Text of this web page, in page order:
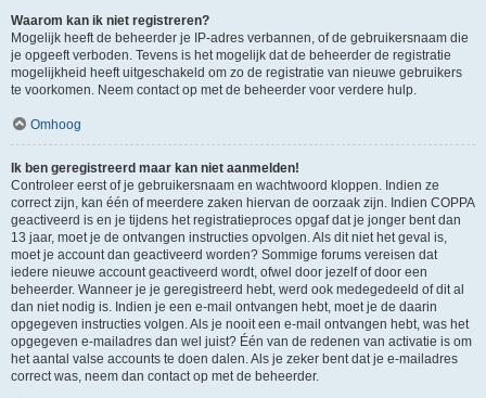
Waarom kan ik niet registreren?
Mogelijk heeft de beheerder je IP-adres verbannen, of de gebruikersnaam die
je opgeeft verboden. Tevens is het mogelijk dat de beheerder de registratie
mogelijkheid heeft uitgeschakeld om zo de registratie van nieuwe gebruikers
te voorkomen. Neem contact op met de beheerder voor verdere hulp.
Omhoog
Ik ben geregistreerd maar kan niet aanmelden!
Controleer eerst of je gebruikersnaam en wachtwoord kloppen. Indien ze
correct zijn, kan één of meerdere zaken hiervan de oorzaak zijn. Indien COPPA
geactiveerd is en je tijdens het registratieproces opgaf dat je jonger bent dan
13 jaar, moet je de ontvangen instructies opvolgen. Als dit niet het geval is,
moet je account dan geactiveerd worden? Sommige forums vereisen dat
iedere nieuwe account geactiveerd wordt, ofwel door jezelf of door een
beheerder. Wanneer je je geregistreerd hebt, werd ook medegedeeld of dit al
dan niet nodig is. Indien je een e-mail ontvangen hebt, moet je de daarin
opgegeven instructies volgen. Als je nooit een e-mail ontvangen hebt, was het
opgegeven e-mailadres dan wel juist? Één van de redenen van activatie is om
het aantal valse accounts te doen dalen. Als je zeker bent dat je e-mailadres
correct was, neem dan contact op met de beheerder.